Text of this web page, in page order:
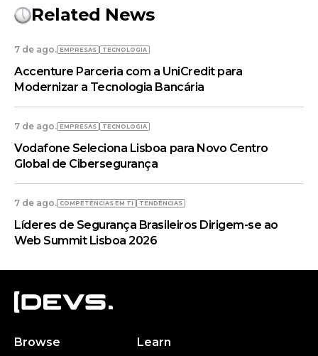
Related News
7 de ago. EMPRESAS TECNOLOGIA
Accenture Parceria com a UniCredit para
Modernizar a Tecnologia Bancária
7 de ago. EMPRESAS TECNOLOGIA
Vodafone Seleciona Lisboa para Novo Centro
Global de Cibersegurança
7 de ago. COMPETÊNCIAS EM TI TENDÊNCIAS
Líderes de Segurança Brasileiros Dirigem-se ao
Web Summit Lisboa 2026
Browse Learn